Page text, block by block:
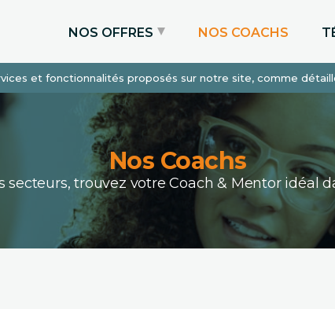
et fonctionnalités proposés sur notre site, comme
NOS OFFRES
Coaching Express
Coaching Admissions
Coaching Sur-mesure
NOS COACHS
Nos Coachs
secteurs, trouvez votre Coach & Mentor idéal